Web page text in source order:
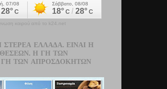
καιρού από το k24.net
ΣΤΕΡΕΆ ΕΛΛΆΔΑ. ΕΊΝΑΙ Η
Η ΓΗ ΤΩΝ
ΤΩΝ ΑΠΡΟΣΔΌΚΗΤΩΝ